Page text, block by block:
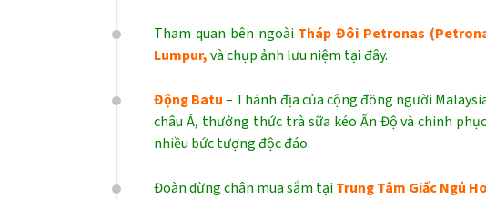
Tham quan bên ngoài Tháp Đôi Petronas
Lumpur,và chụp ảnh lưu niệm tại đây.
Động Batu– Thánh địa của cộng đồng người
châu Á, thưởng thức trà sữa kéo Ấn Độ và chinh
nhiều bức tượng độc đáo.
Đoàn dừng chân mua sắm tạiTrung Tâm Giấc Ngủ